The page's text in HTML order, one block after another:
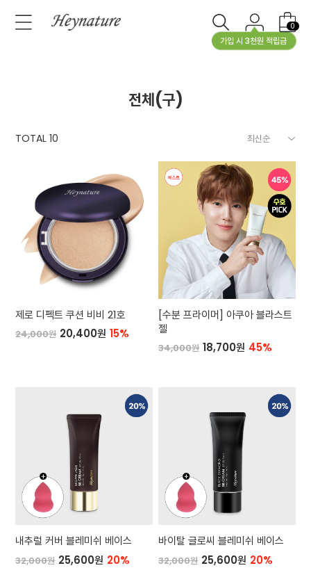
가입 시 3천원 적립금
0
전체(구)
TOTAL10
제로 디펙트 쿠션 비비 21호
24,000원 20,400원 15%
[수분 프라이머] 아쿠아 블라스트
젤
34,000원 18,700원 45%
내추럴 커버 블레미쉬 베이스
32,000원 25,600원 20%
바이탈 글로씨 블레미쉬 베이스
32,000원 25,600원 20%